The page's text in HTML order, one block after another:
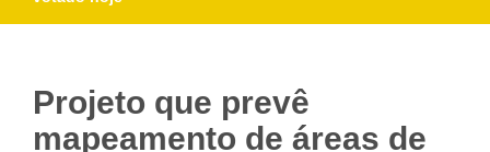
Projeto que prevê
mapeamento de áreas de